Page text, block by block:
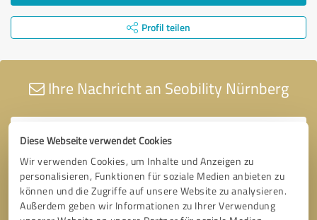
Diese Webseite verwendet Cookies
Wir verwenden Cookies, um Inhalte und Anzeigen zu
personalisieren, Funktionen für soziale Medien anbieten zu
können und die Zugriffe auf unsere Website zu analysieren.
Außerdem geben wir Informationen zu Ihrer Verwendung
Profil teilen
Ihre Nachricht an Seobility Nürnberg